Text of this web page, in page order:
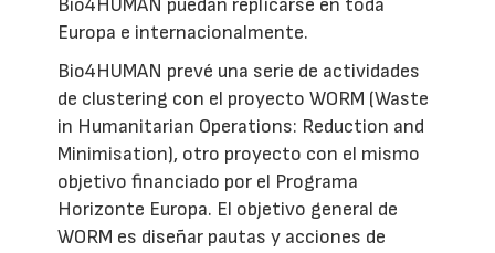
Bio4HUMAN puedan replicarse en toda
Europa e internacionalmente.
Bio4HUMAN prevé una serie de actividades
de clustering con el proyecto WORM (Waste
in Humanitarian Operations: Reduction and
Minimisation), otro proyecto con el mismo
objetivo financiado por el Programa
Horizonte Europa. El objetivo general de
WORM es diseñar pautas y acciones de